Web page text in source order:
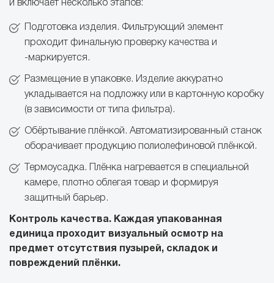
и включает несколько этапов:
Подготовка изделия. Фильтрующий элемент
проходит финальную проверку качества и
-маркируется.
Размещение в упаковке. Изделие аккуратно
укладывается на подложку или в картонную коробку
(в зависимости от типа фильтра).
Обёртывание плёнкой. Автоматизированный станок
оборачивает продукцию полиолефиновой плёнкой.
Термоусадка. Плёнка нагревается в специальной
камере, плотно облегая товар и формируя
защитный барьер.
Контроль качества. Каждая упакованная
единица проходит визуальный осмотр на
предмет отсутствия пузырей, складок и
повреждений плёнки.